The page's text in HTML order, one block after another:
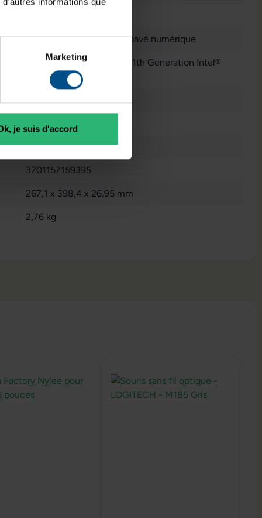
Marketing
je suis d'accord
Français (AZERTY) avec pavé numérique
Intel® UHD Graphics for 11th Generation Intel®
Processors
6 GB GDDR6
Reconditionné
2021
3701157159395
267,1 x 398,4 x 26,95 mm
2,76 kg